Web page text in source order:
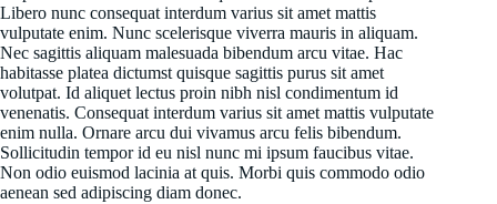
Libero nunc consequat interdum varius sit amet mattis
vulputate enim. Nunc scelerisque viverra mauris in aliquam.
Nec sagittis aliquam malesuada bibendum arcu vitae. Hac
habitasse platea dictumst quisque sagittis purus sit amet
volutpat. Id aliquet lectus proin nibh nisl condimentum id
venenatis. Consequat interdum varius sit amet mattis vulputate
enim nulla. Ornare arcu dui vivamus arcu felis bibendum.
Sollicitudin tempor id eu nisl nunc mi ipsum faucibus vitae.
Non odio euismod lacinia at quis. Morbi quis commodo odio
aenean sed adipiscing diam donec.